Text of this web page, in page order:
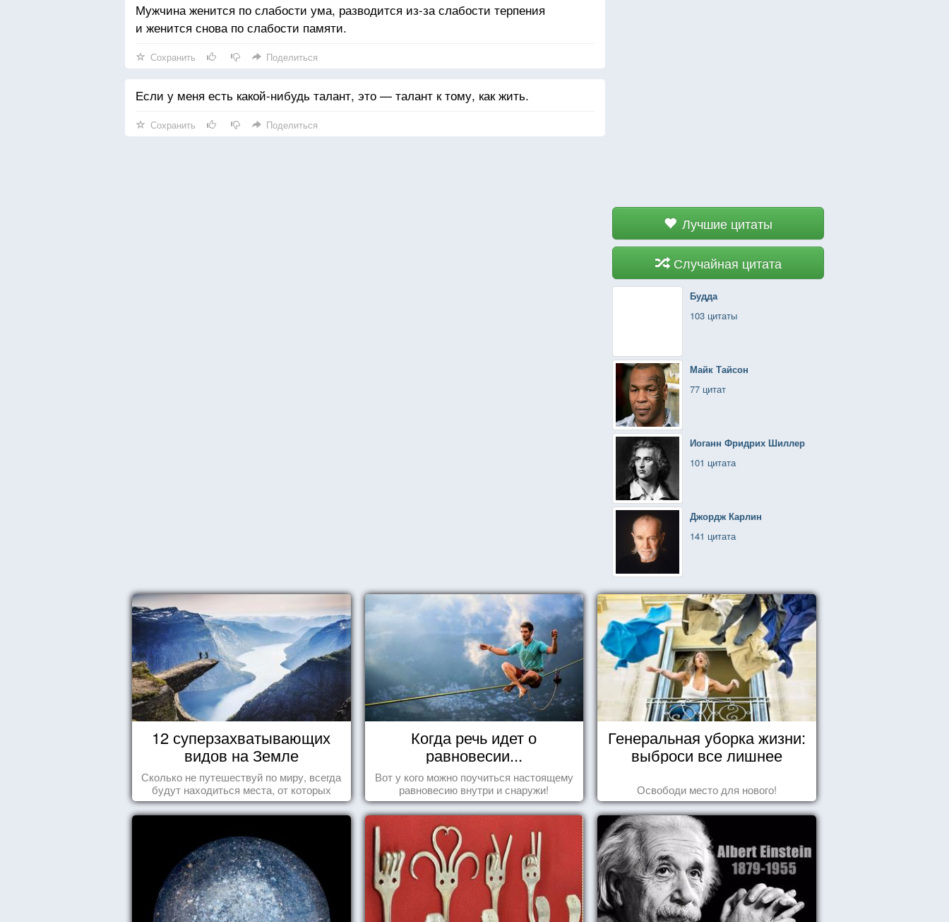
Лучшие цитаты
Случайная цитата
Будда
103 цитаты
Майк Тайсон
77 цитат
Иоганн Фридрих Шиллер
101 цитата
Джордж Карлин
141 цитата
Мужчина женится по слабости ума, разводится из-за слабости терпения
и женится снова по слабости памяти.
Сохранить Поделиться
Если у меня есть какой-нибудь талант, это — талант к тому, как жить.
Сохранить Поделиться
12 суперзахватывающих
видов на Земле
Сколько не путешествуй по миру, всегда
будут находиться места, от которых
перехватывает дух и кружится голова...
Когда речь идет о
равновесии...
Вот у кого можно поучиться настоящему
равновесию внутри и снаружи!
Генеральная уборка жизни:
выброси все лишнее
Освободи место для нового!